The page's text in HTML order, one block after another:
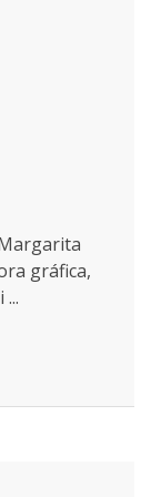
gráfica,